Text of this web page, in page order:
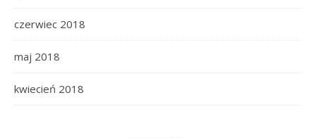
czerwiec 2018
maj 2018
kwiecień 2018